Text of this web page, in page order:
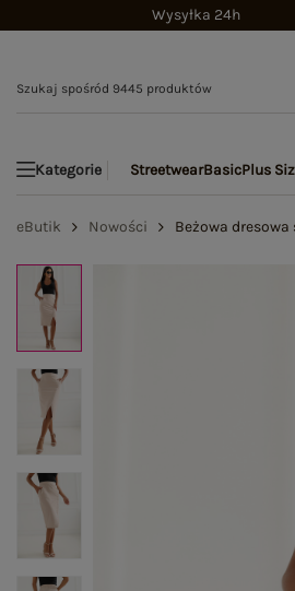
Wysyłka 24h
Kategorie StreetwearBasicPlus
eButik Nowości Beżowa dresowa